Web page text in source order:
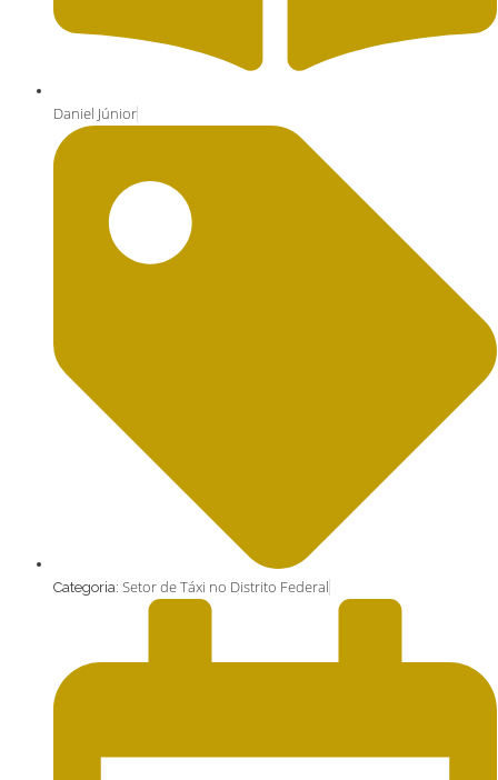
Daniel Júnior
Categoria: Setor de Táxi no Distrito Federal